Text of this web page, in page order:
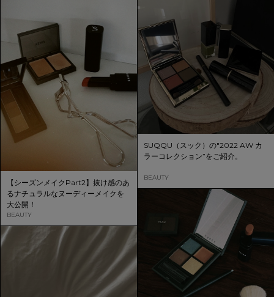
SUQQU（スック）の"2022 AW カ
ラーコレクション”をご紹介。
BEAUTY
【シーズンメイクPart2】抜け感のあ
るナチュラルなヌーディーメイクを
大公開！
BEAUTY